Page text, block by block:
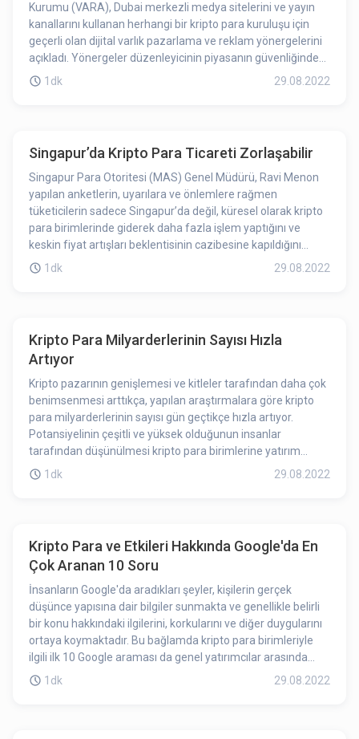
Kurumu (VARA), Dubai merkezli medya sitelerini ve yayın
kanallarını kullanan herhangi bir kripto para kuruluşu için
geçerli olan dijital varlık pazarlama ve reklam yönergelerini
açıkladı. Yönergeler düzenleyicinin piyasanın güvenliğinden
ödün vermeden ekonomik fırsatlar getiren yasal bir çerçeve
1dk 29.08.2022
Singapur’da Kripto Para Ticareti Zorlaşabilir
Singapur Para Otoritesi (MAS) Genel Müdürü, Ravi Menon
yapılan anketlerin, uyarılara ve önlemlere rağmen
tüketicilerin sadece Singapur’da değil, küresel olarak kripto
para birimlerinde giderek daha fazla işlem yaptığını ve
keskin fiyat artışları beklentisinin cazibesine kapıldığını
gösterdiğini söyledi.
1dk 29.08.2022
Kripto Para Milyarderlerinin Sayısı Hızla
Artıyor
Kripto pazarının genişlemesi ve kitleler tarafından daha çok
benimsenmesi arttıkça, yapılan araştırmalara göre kripto
para milyarderlerinin sayısı gün geçtikçe hızla artıyor.
Potansiyelinin çeşitli ve yüksek olduğunun insanlar
tarafından düşünülmesi kripto para birimlerine yatırım
yapan kişi sayısında artış olmasını tetikledi.
1dk 29.08.2022
Kripto Para ve Etkileri Hakkında Google'da En
Çok Aranan 10 Soru
İnsanların Google'da aradıkları şeyler, kişilerin gerçek
düşünce yapısına dair bilgiler sunmakta ve genellikle belirli
bir konu hakkındaki ilgilerini, korkularını ve diğer duygularını
ortaya koymaktadır. Bu bağlamda kripto para birimleriyle
ilgili ilk 10 Google araması da genel yatırımcılar arasında
merak uyandıran soruları ortaya çıkarıyor.
1dk 29.08.2022